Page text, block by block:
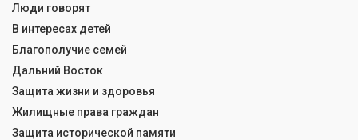
Люди говорят
В интересах детей
Благополучие семей
Дальний Восток
Защита жизни и здоровья
Жилищные права граждан
Защита исторической памяти